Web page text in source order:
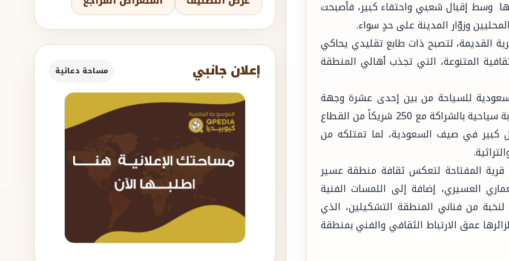
إعلان جانبي مساحة دعائية
وسط إقبال شعبي واحتفاء كبير، فأصبحت
وزوّار المدينة على حدٍ سواء.
القديمة، لتصبح ذات طابع تقليدي يحاكي
المتنوعة، التي تجذب أهالي المنطقة
للسياحة من بين إحدى عشرة وجهة
ضمن برنامج "صيف السعودية" ، لتقديم أكثر من 500 تجربة سياحية بالشراكة مع 250 شريكاً من القطاع
كبير في صيف السعودية، لما تمتلكه من
قرية المفتاحة لتعكس ثقافة منطقة عسير
العسيري، إضافة إلى اللمسات الفنية
من فناني المنطقة التشكيلين، الذي
عمق الارتباط الثقافي والفني بمنطقة